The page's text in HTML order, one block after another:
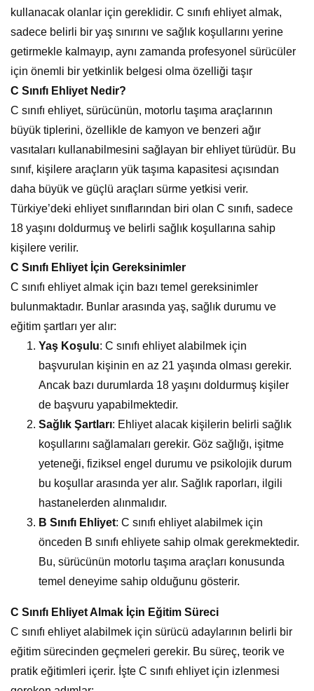
kullanacak olanlar için gereklidir. C sınıfı ehliyet almak,
sadece belirli bir yaş sınırını ve sağlık koşullarını yerine
getirmekle kalmayıp, aynı zamanda profesyonel sürücüler
için önemli bir yetkinlik belgesi olma özelliği taşır
C Sınıfı Ehliyet Nedir?
C sınıfı ehliyet, sürücünün, motorlu taşıma araçlarının
büyük tiplerini, özellikle de kamyon ve benzeri ağır
vasıtaları kullanabilmesini sağlayan bir ehliyet türüdür. Bu
sınıf, kişilere araçların yük taşıma kapasitesi açısından
daha büyük ve güçlü araçları sürme yetkisi verir.
Türkiye’deki ehliyet sınıflarından biri olan C sınıfı, sadece
18 yaşını doldurmuş ve belirli sağlık koşullarına sahip
kişilere verilir.
C Sınıfı Ehliyet İçin Gereksinimler
C sınıfı ehliyet almak için bazı temel gereksinimler
bulunmaktadır. Bunlar arasında yaş, sağlık durumu ve
eğitim şartları yer alır:
Yaş Koşulu: C sınıfı ehliyet alabilmek için
başvurulan kişinin en az 21 yaşında olması gerekir.
Ancak bazı durumlarda 18 yaşını doldurmuş kişiler
de başvuru yapabilmektedir.
Sağlık Şartları: Ehliyet alacak kişilerin belirli sağlık
koşullarını sağlamaları gerekir. Göz sağlığı, işitme
yeteneği, fiziksel engel durumu ve psikolojik durum
bu koşullar arasında yer alır. Sağlık raporları, ilgili
hastanelerden alınmalıdır.
B Sınıfı Ehliyet: C sınıfı ehliyet alabilmek için
önceden B sınıfı ehliyete sahip olmak gerekmektedir.
Bu, sürücünün motorlu taşıma araçları konusunda
temel deneyime sahip olduğunu gösterir.
C Sınıfı Ehliyet Almak İçin Eğitim Süreci
C sınıfı ehliyet alabilmek için sürücü adaylarının belirli bir
eğitim sürecinden geçmeleri gerekir. Bu süreç, teorik ve
pratik eğitimleri içerir. İşte C sınıfı ehliyet için izlenmesi